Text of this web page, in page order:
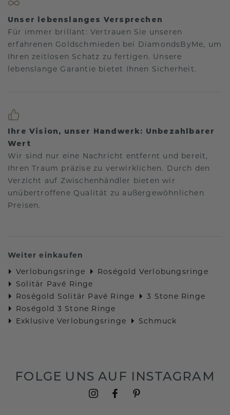
Unser lebenslanges Versprechen
Für immer brillant: Vertrauen Sie unseren
erfahrenen Goldschmieden bei DiamondsByMe, um
Ihren zeitlosen Schatz zu fertigen. Unsere
lebenslange Garantie bietet Ihnen Sicherheit.
Ihre Vision, unser Handwerk: Unbezahlbarer
Wert
Wir sind nur eine Nachricht entfernt und bereit,
Ihren Traum präzise zu verwirklichen. Durch den
Verzicht auf Zwischenhändler bieten wir
unübertroffene Qualität zu außergewöhnlichen
Preisen.
Weiter einkaufen
Verlobungsringe
Roségold Verlobungsringe
Solitär Pavé Ringe
Roségold Solitär Pavé Ringe
3 Stone Ringe
Roségold 3 Stone Ringe
Exklusive Verlobungsringe
Schmuck
FOLGE UNS AUF INSTAGRAM